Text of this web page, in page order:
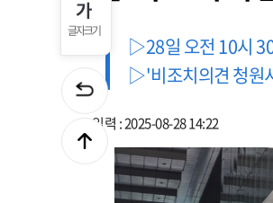
글자크기
▷28일 오전 10시
▷'비조치의견 청원
입력 : 2025-08-28 14:22